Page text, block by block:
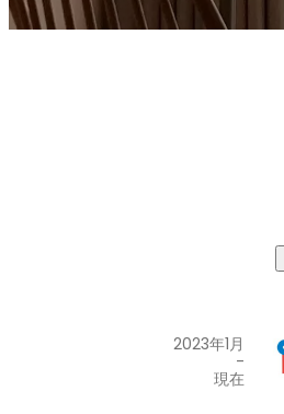
2023年1月
-
現在